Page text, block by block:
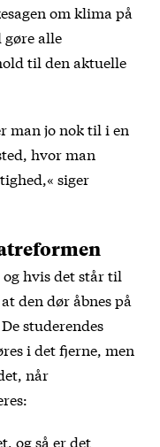
om klima på
gøre alle
til den aktuelle
man jo nok til i en
hvor man
siger
hvis det står til
den dør åbnes på
studerendes
i det fjerne, men
når
og så er det